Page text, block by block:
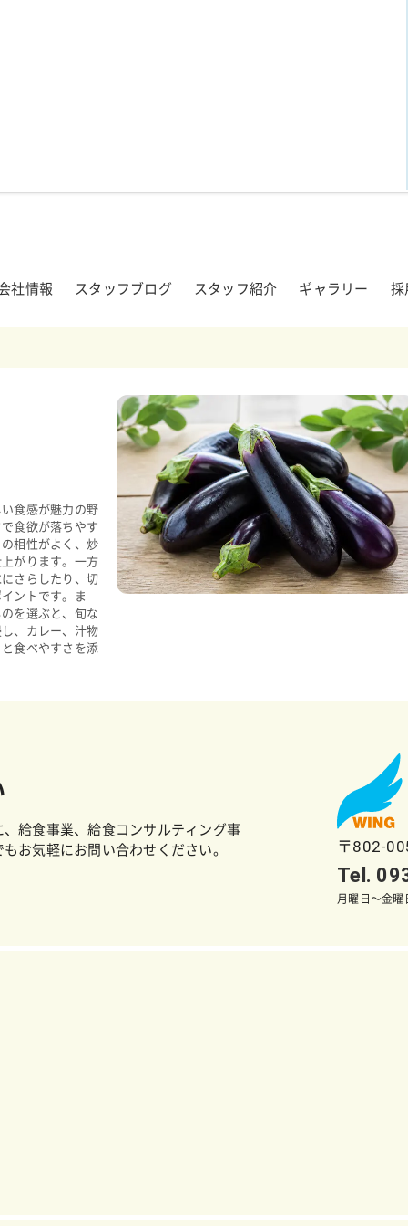
社情報 スタッフブログ スタッフ紹介 ギャラリー 採
食感が魅力の野
食欲が落ちやす
相性がよく、炒
がります。一方
さらしたり、切
ントです。ま
を選ぶと、旬な
、カレー、汁物
食べやすさを添
給食事業、給食コンサルティング事
お気軽にお問い合わせください。
〒802-
Tel.
月曜日～金